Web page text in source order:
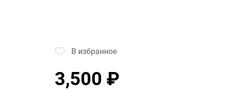
В избранное
3,500 ₽